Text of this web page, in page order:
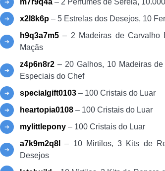
m7r9q4a – 2 Perfumes de Sereia,
x2l8k6p – 5 Estrelas dos Desejos, 10
h9q3a7m5 – 2 Madeiras de Carvalho
Maçãs
z4p6n8r2 – 20 Galhos, 10 Madeiras
Especiais do Chef
specialgift0103 – 100 Cristais do Luar
heartopia0108 – 100 Cristais do Luar
mylittlepony – 100 Cristais do Luar
a7k9m2q8l
– 10 Mirtilos, 3 Kits de
Desejos